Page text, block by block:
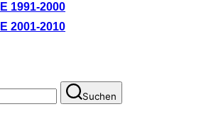
1991-2000
2001-2010
Suchen